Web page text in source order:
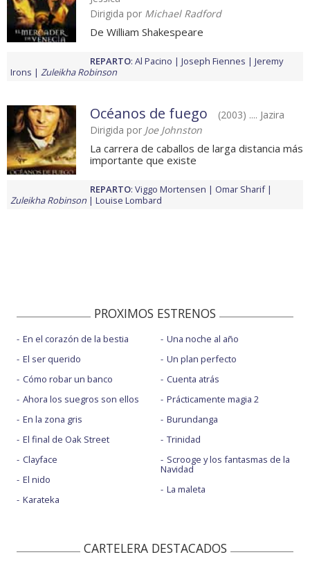
Dirigida por Michael Radford
De William Shakespeare
REPARTO: Al Pacino Joseph Fiennes
Jeremy
Irons
Zuleikha Robinson
Océanos de fuego
(2003) .... Jazira
Dirigida por Joe Johnston
La carrera de caballos de larga distancia más
importante que existe
REPARTO: Viggo Mortensen
Omar Sharif
Zuleikha Robinson
Louise Lombard
PROXIMOS ESTRENOS
En el corazón de la bestia
El ser querido
Cómo robar un banco
Ahora los suegros son ellos
En la zona gris
El final de Oak Street
Clayface
El nido
Karateka
Una noche al año
Un plan perfecto
Cuenta atrás
Prácticamente magia 2
Burundanga
Trinidad
Scrooge y los fantasmas de la
Navidad
La maleta
CARTELERA DESTACADOS